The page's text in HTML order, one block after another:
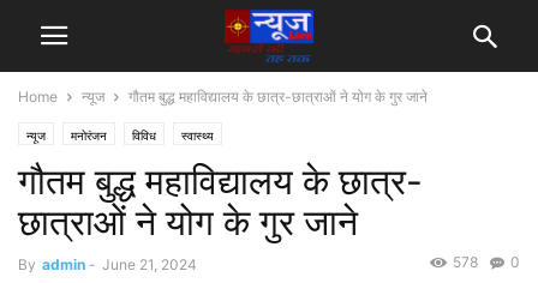
Home न्यूज गौतम बुद्ध महाविद्यालय के छात्र-छात्राओं ने योग के गुर जाने
न्यूज मनोरंजन विविध स्वास्थ्य
गौतम बुद्ध महाविद्यालय के छात्र-
छात्राओं ने योग के गुर जाने
By admin - June 21, 2024 0
578